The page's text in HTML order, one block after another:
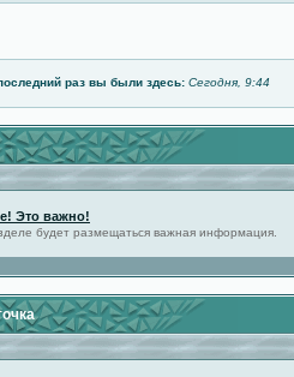
раз вы были здесь: Сегодня, 9:44
Это важно!
будет размещаться важная информация.